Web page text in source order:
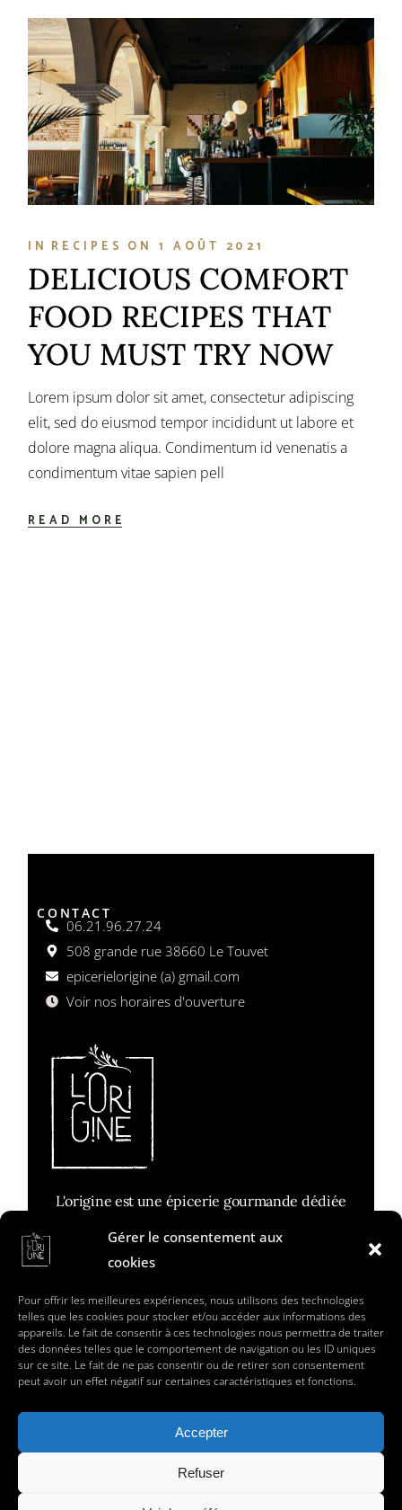
Gérer le consentement aux
cookies
Pour offrir les meilleures expériences, nous utilisons des technologies
telles que les cookies pour stocker et/ou accéder aux informations des
appareils. Le fait de consentir à ces technologies nous permettra de traiter
des données telles que le comportement de navigation ou les ID uniques
sur ce site. Le fait de ne pas consentir ou de retirer son consentement
peut avoir un effet négatif sur certaines caractéristiques et fonctions.
Accepter
Refuser
IN RECIPES ON 1 AOÛT 2021
DELICIOUS COMFORT
FOOD RECIPES THAT
YOU MUST TRY NOW
Lorem ipsum dolor sit amet, consectetur adipiscing
elit, sed do eiusmod tempor incididunt ut labore et
dolore magna aliqua. Condimentum id venenatis a
condimentum vitae sapien pell
READ MORE
CONTACT
06.21.96.27.24
508 grande rue 38660 Le Touvet
epicerielorigine (a) gmail.com
Voir nos horaires d'ouverture
L'origine est une épicerie gourmande dédiée
aux plaisirs des papilles
Contact
Mentions légales
suivez-moi sur les réseaux sociaux